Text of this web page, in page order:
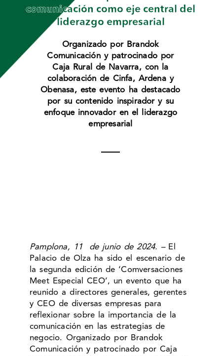
comunicación como eje central del
liderazgo empresarial
Organizado por Brandok
Comunicación y patrocinado por
Caja Rural de Navarra, con la
colaboración de Cinfa, Ardena y
Obenasa, este evento ha destacado
por su contenido inspirador y su
enfoque innovador en el liderazgo
empresarial
Pamplona, 11 de junio de 2024. –El
Palacio de Olza ha sido el escenario de
la segunda edición de ‘Comversaciones
Meet Especial CEO’, un evento que ha
reunido a directores generales, gerentes
y CEO de diversas empresas para
reflexionar sobre la importancia de la
comunicación en las estrategias de
negocio. Organizado por Brandok
Comunicación y patrocinado por Caja